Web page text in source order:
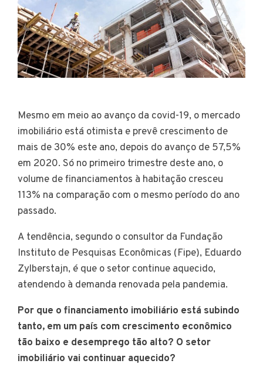
Mesmo em meio ao avanço da covid-19, o mercado
imobiliário está otimista e prevê crescimento de
mais de 30% este ano, depois do avanço de 57,5%
em 2020. Só no primeiro trimestre deste ano, o
volume de financiamentos à habitação cresceu
113% na comparação com o mesmo período do ano
passado.
A tendência, segundo o consultor da Fundação
Instituto de Pesquisas Econômicas (Fipe), Eduardo
Zylberstajn, é que o setor continue aquecido,
atendendo à demanda renovada pela pandemia.
Por que o financiamento imobiliário está subindo
tanto, em um país com crescimento econômico
tão baixo e desemprego tão alto? O setor
imobiliário vai continuar aquecido?